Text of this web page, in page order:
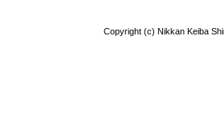
Copyright (c) Nikkan Keiba